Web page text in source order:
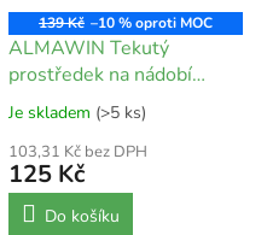
139 Kč –10 %
ALMAWIN Tekutý
prostředek na nádobí
Mandarinka - rakytník 1 l
Je skladem (>5 ks)
103,31 Kč bez DPH
125 Kč
Do košíku